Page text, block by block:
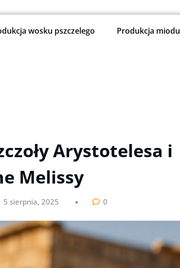
wosku pszczelego Produkcja miodu
Arystotelesa i
Melissy
5 sierpnia, 2025 0